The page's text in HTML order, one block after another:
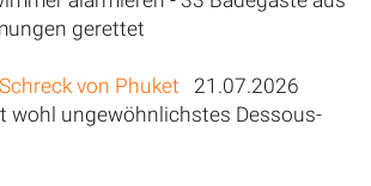
gerettet
von Phuket 21.07.2026
wohl ungewöhnlichstes Dessous-